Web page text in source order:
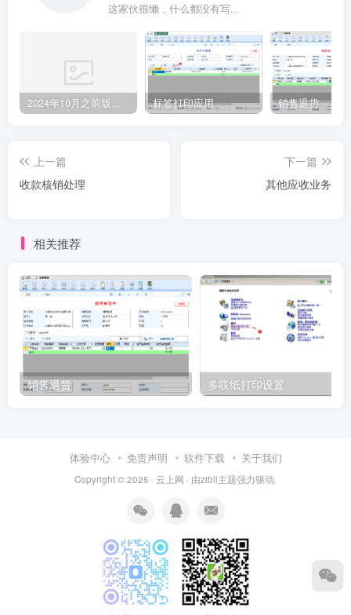
这家伙很懒，什么都没有写...
2024年10月之前版本升级记录 标签打印应用 销售退货
上一篇
收款核销处理
下一篇
其他应收业务
相关推荐
销售退货 多联纸打印设置
体验中心 免责声明 软件下载 关于我们
Copyright © 2025 · 云上网 · 由zibll主题强力驱动.